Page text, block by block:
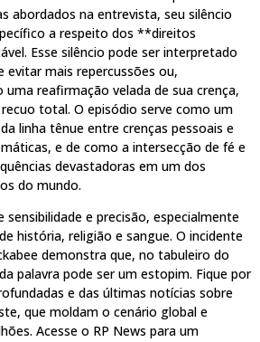
abordados na entrevista, seu silêncio
a respeito dos **direitos
Esse silêncio pode ser interpretado
mais repercussões ou,
reafirmação velada de sua crença,
total. O episódio serve como um
linha tênue entre crenças pessoais e
e de como a intersecção de fé e
devastadoras em um dos
do mundo.
e precisão, especialmente
história, religião e sangue. O incidente
demonstra que, no tabuleiro do
palavra pode ser um estopim. Fique por
e das últimas notícias sobre
que moldam o cenário global e
Acesse o RP News para um